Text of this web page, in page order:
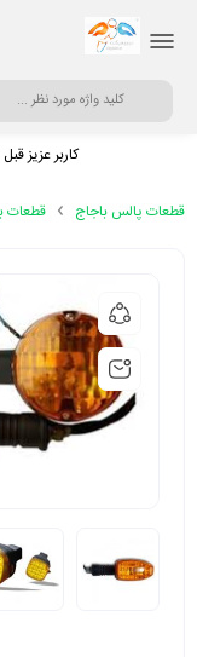
کاربر عزیز
قطعات پالس باجاج قطعات